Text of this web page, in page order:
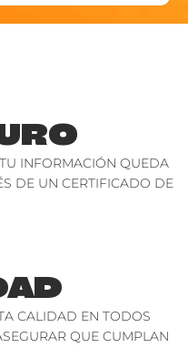
INFORMACIÓN QUEDA
DE UN CERTIFICADO DE
CALIDAD EN TODOS
QUE CUMPLAN